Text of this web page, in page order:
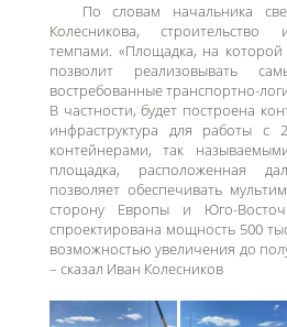
По словам начальника
Колесникова,
темпами. «Площадка, на
позволит реализовывать
востребованные транспортно-
В частности, будет построена
инфраструктура для работы с
контейнерами, так
площадка, расположенная
позволяет обеспечивать
сторону Европы и Юго-
спроектирована мощность 500
возможностью увеличения до
– сказал Иван Колесников